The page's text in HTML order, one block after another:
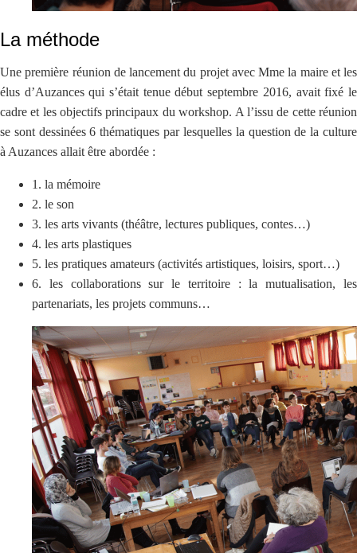
La méthode
Une première réunion de lancement du projet avec Mme la maire et les
élus d’Auzances qui s’était tenue début septembre 2016, avait fixé le
cadre et les objectifs principaux du workshop. A l’issu de cette réunion
se sont dessinées 6 thématiques par lesquelles la question de la culture
à Auzances allait être abordée :
1. la mémoire
2. le son
3. les arts vivants (théâtre, lectures publiques, contes…)
4. les arts plastiques
5. les pratiques amateurs (activités artistiques, loisirs, sport…)
6. les collaborations sur le territoire : la mutualisation, les
partenariats, les projets communs…